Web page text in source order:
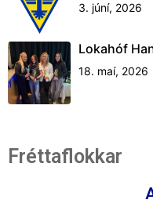
3. júní, 2026
Lokahóf
18. maí, 2026
Fréttaflokkar